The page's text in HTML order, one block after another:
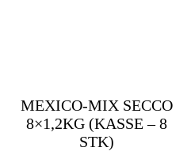
MEXICO-MIX SECCO
8×1,2KG (KASSE – 8
STK)